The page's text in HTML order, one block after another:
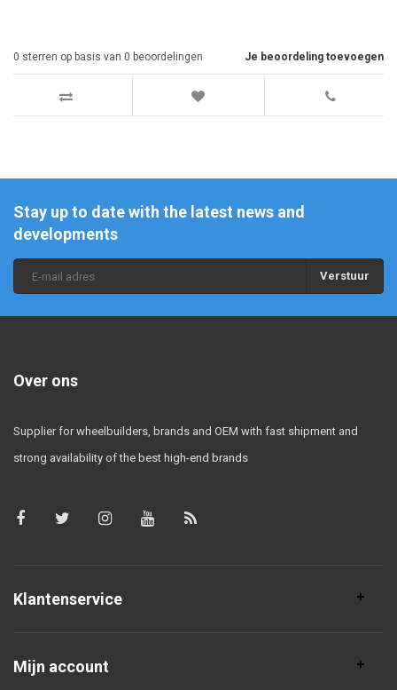
Je beoordeling toevoegen
0 sterren op basis van 0 beoordelingen
Stay up to date with the latest news and
developments
Verstuur
Over ons
Supplier for wheelbuilders, brands and OEM with fast shipment and
strong availability of the best high-end brands
Klantenservice
Mijn account